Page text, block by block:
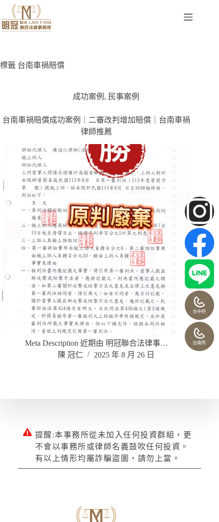
標籤 台南車禍賠償
成功案例 , 民事案例
台南車禍賠償成功案例｜二審改判增加賠償｜台南車禍
律師推薦
Meta Description 近期由 明冠聯合法律事…
陳 冠仁
2025 年 8 月 26 日
提醒:本事務所從未加入任何投資群組，更
不會以事務所或律師名義鼓吹任何投資。
有以上情形均屬詐騙盜圖，請勿上當。
台中所
台南所